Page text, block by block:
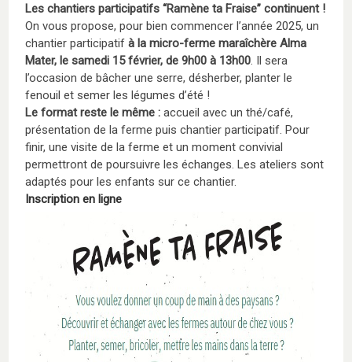
Les chantiers participatifs “Ramène ta Fraise” continuent !
On vous propose, pour bien commencer l’année 2025, un
chantier participatifà la micro-ferme maraîchère Alma
Mater, le samedi 15 février, de 9h00 à 13h00 . Il sera
l’occasion de bâcher une serre, désherber, planter le
fenouil et semer les légumes d’été !
Le format reste le même : accueil avec un thé/café,
présentation de la ferme puis chantier participatif. Pour
finir, une visite de la ferme et un moment convivial
permettront de poursuivre les échanges. Les ateliers sont
adaptés pour les enfants sur ce chantier.
Inscription en ligne